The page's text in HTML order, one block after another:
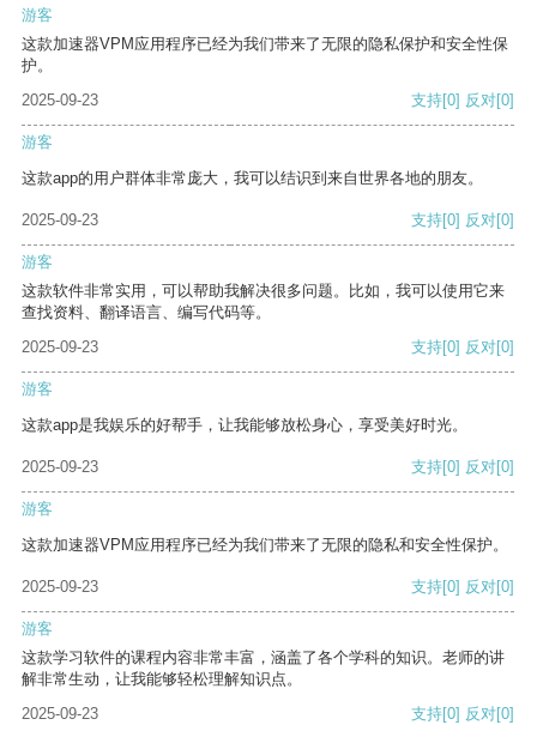
游客
这款加速器VPM应用程序已经为我们带来了无限的隐私保护和安全性保
护。
2025-09-23
支持[0] 反对[0]
游客
这款app的用户群体非常庞大，我可以结识到来自世界各地的朋友。
2025-09-23 支持[0] 反对[0]
游客
这款软件非常实用，可以帮助我解决很多问题。比如，我可以使用它来
查找资料、翻译语言、编写代码等。
2025-09-23
支持[0] 反对[0]
游客
这款app是我娱乐的好帮手，让我能够放松身心，享受美好时光。
2025-09-23 支持[0] 反对[0]
游客
这款加速器VPM应用程序已经为我们带来了无限的隐私和安全性保护。
2025-09-23 支持[0] 反对[0]
游客
这款学习软件的课程内容非常丰富，涵盖了各个学科的知识。老师的讲
解非常生动，让我能够轻松理解知识点。
2025-09-23
支持[0] 反对[0]